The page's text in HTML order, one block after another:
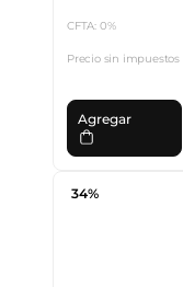
CFTA: 0%
Precio sin
Agregar
34%